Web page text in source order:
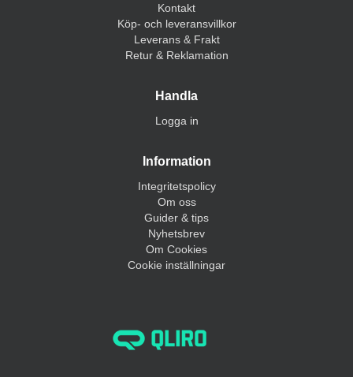
Kontakt
Köp- och leveransvillkor
Leverans & Frakt
Retur & Reklamation
Handla
Logga in
Information
Integritetspolicy
Om oss
Guider & tips
Nyhetsbrev
Om Cookies
Cookie inställningar